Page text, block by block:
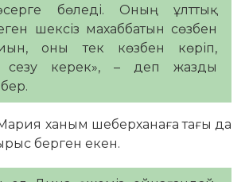
бөледі. Оның ұлттық
шексіз махаббатын сөзбен
оны тек көзбен көріп,
сезу керек», – деп жазды
ханым шеберханаға тағы да
берген екен.